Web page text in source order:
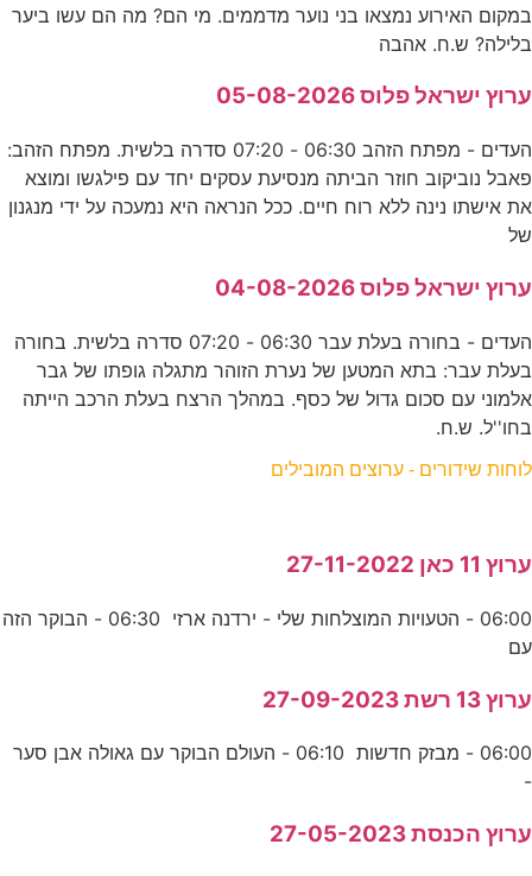
במקום האירוע נמצאו בני נוער מדממים. מי הם? מה הם עשו ביער
בלילה? ש.ח. אהבה
ערוץ ישראל פלוס 05-08-2026
העדים - מפתח הזהב 06:30 - 07:20 סדרה בלשית. מפתח הזהב:
פאבל נוביקוב חוזר הביתה מנסיעת עסקים יחד עם פילגשו ומוצא
את אישתו נינה ללא רוח חיים. ככל הנראה היא נמעכה על ידי מנגנון
של
ערוץ ישראל פלוס 04-08-2026
העדים - בחורה בעלת עבר 06:30 - 07:20 סדרה בלשית. בחורה
בעלת עבר: בתא המטען של נערת הזוהר מתגלה גופתו של גבר
אלמוני עם סכום גדול של כסף. במהלך הרצח בעלת הרכב הייתה
בחו''ל. ש.ח.
לוחות שידורים - ערוצים המובילים
ערוץ 11 כאן 27-11-2022
06:00 - הטעויות המוצלחות שלי - ירדנה ארזי 06:30 - הבוקר הזה
עם
ערוץ 13 רשת 27-09-2023
06:00 - מבזק חדשות 06:10 - העולם הבוקר עם גאולה אבן סער
-
ערוץ הכנסת 27-05-2023